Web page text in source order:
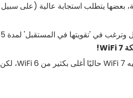
(50+) من الأجهزة الذكية، بعضها يتطلب استجابة عالية (على سبيل
WiFi 7!
أنت على استعداد لدفع علاوة مقابل التكنولوجيا المتطورة (أجهزة التوجيه WiFi 7 حاليًا أغلى بكثير من WiFi 6، لكن